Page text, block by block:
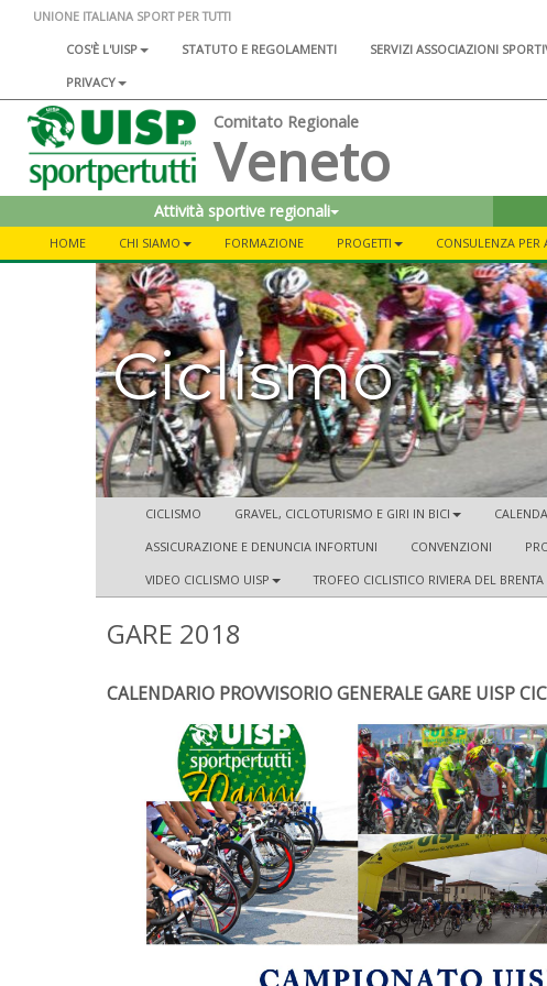
UNIONE ITALIANA SPORT PER TUTTI
COS'È L'UISP
STATUTO E REGOLAMENTI SERVIZI ASSOCIAZIONI
PRIVACY
Comitato Regionale
Veneto
Attività sportive regionali
HOME CHI SIAMO FORMAZIONE PROGETTI CONSULENZA PER
Ciclismo
CICLISMO GRAVEL, CICLOTURISMO E GIRI IN BICI
ASSICURAZIONE E DENUNCIA INFORTUNI
CONVENZIONI
VIDEO CICLISMO UISP
TROFEO CICLISTICO RIVIERA DEL BRENTA
GARE 2018
CALENDARIO PROVVISORIO GENERALE GARE UISP